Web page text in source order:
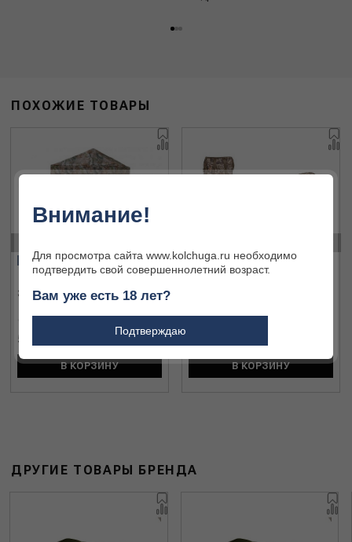
ПОХОЖИЕ ТОВАРЫ
Финальная цена
Засидка 3500A
5 000 ₽
В КОРЗИНУ
Финальная цена
В КОРЗИНУ
ДРУГИЕ ТОВАРЫ БРЕНДА
Внимание!
Для просмотра сайта www.kolchuga.ru необходимо
подтвердить свой совершеннолетний возраст.
Вам уже есть 18 лет?
Подтверждаю